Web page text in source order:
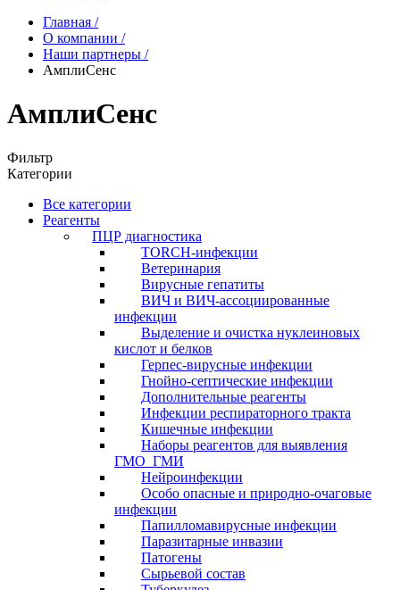
Главная /
О компании /
Наши партнеры /
АмплиСенс
АмплиСенс
Фильтр
Категории
Все категории
Реагенты
ПЦР диагностика
TORCH-инфекции
Ветеринария
Вирусные гепатиты
ВИЧ и ВИЧ-ассоциированные
инфекции
Выделение и очистка нуклеиновых
кислот и белков
Герпес-вирусные инфекции
Гнойно-септические инфекции
Дополнительные реагенты
Инфекции респираторного тракта
Кишечные инфекции
Наборы реагентов для выявления
ГМО_ГМИ
Нейроинфекции
Особо опасные и природно-очаговые
инфекции
Папилломавирусные инфекции
Паразитарные инвазии
Патогены
Сырьевой состав